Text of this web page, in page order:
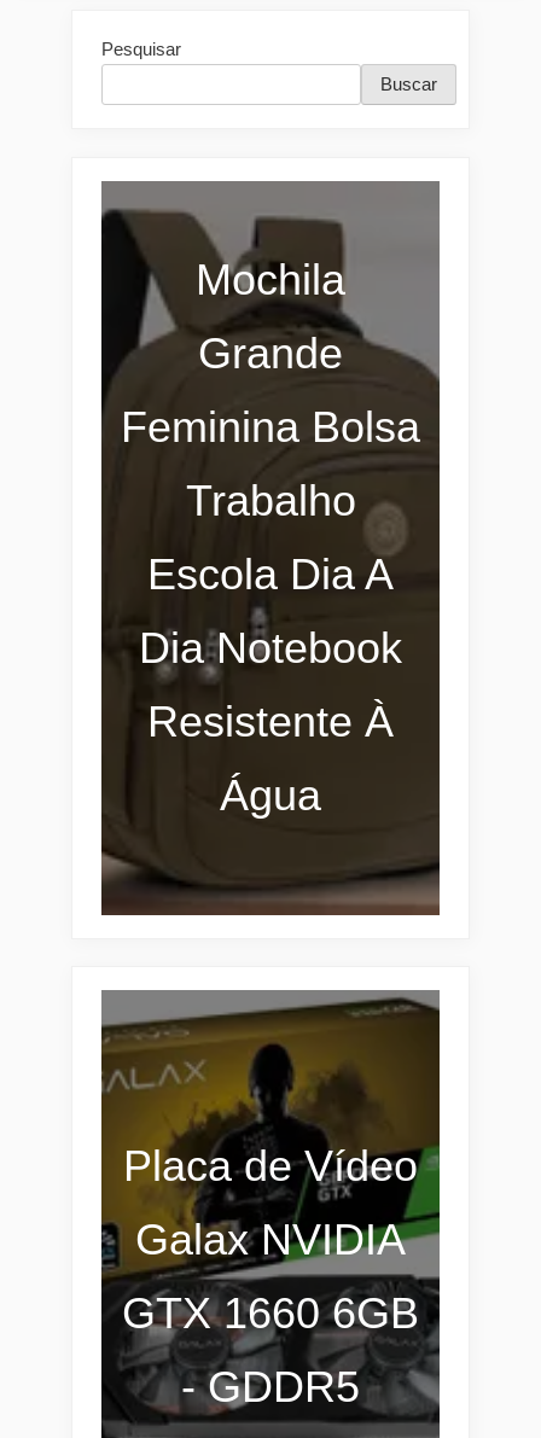
Pesquisar
Buscar
Mochila
Grande
Feminina Bolsa
Trabalho
Escola Dia A
Dia Notebook
Resistente À
Água
Placa de Vídeo
Galax NVIDIA
GTX 1660 6GB
- GDDR5